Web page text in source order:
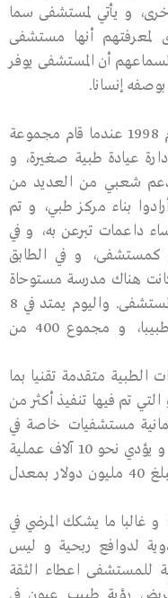
و يأتي لمستشفى سما
أنها مستشفى
أن المستشفى يوفر
إنسانا.
بدأت مستشفى بهار كمركز طب في عام 1998 عندما قام مجموعة
بتوظيف 6-5 أطباء لإدارة عيادة طبية صغيرة، و
دعم شعبي من العديد من
بناء مركز طبي، و تم
داعمات تبرعن به، و في
كمستشفى، و في الطابق
المكون من 8 طوابق كانت هناك مدرسة مستوحاة
من فكر كولن، و نقلت لاحقا ليتوسع المستشفى. واليوم يمتد في 8
طوابق مع 80 سريرا للمرضى و 53 طبيبا، و مجموع 400 من
متقدمة تقنيا بما
تم فيها تنفيذ أكثر من
مستشفيات خاصة في
المدينة فإن مستشفى “بهار” هو الثالث، و يؤدي نحو 10 آلاف عملية
جراحية كل شهر مع بميزانية سنوية تبلغ 40 مليون دولار بمعدل
غالبا ما يشكك المرضي في
لدوافع ربحية و ليس
للمستشفى اعطاء الثقة